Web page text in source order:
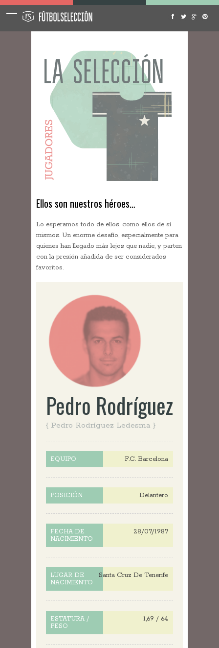
Ellos son nuestros héroes…
Lo esperamos todo de ellos, como ellos de sí
mismos. Un enorme desafío, especialmente para
quienes han llegado más lejos que nadie, y parten
con la presión añadida de ser considerados
favoritos.
Pedro Rodríguez
{ Pedro Rodríguez Ledesma }
EQUIPO F.C. Barcelona
POSICIÓN Delantero
FECHA DE
NACIMIENTO
28/07/1987
LUGAR DE
NACIMIENTO
Santa Cruz De Tenerife
ESTATURA /
PESO
1,69 / 64